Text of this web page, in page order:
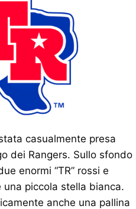
casualmente presa
dei Rangers. Sullo sfondo
enormi “TR” rossi e
una piccola stella bianca.
anche una pallina